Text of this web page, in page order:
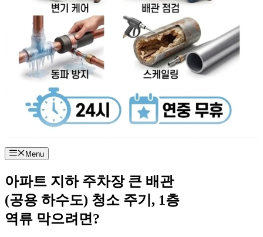
Menu
아파트 지하 주차장 큰 배관
(공용 하수도) 청소 주기, 1층
역류 막으려면?